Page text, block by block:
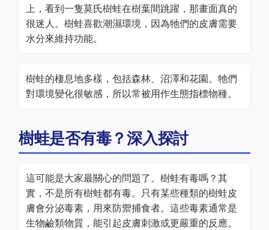
上，看到一隻莫氏樹蛙在樹葉間跳躍，那畫面真的
很迷人。樹蛙喜歡潮濕環境，因為牠們的皮膚需要
水分來維持功能。
樹蛙的棲息地多樣，包括森林、沼澤和花園。牠們
對環境變化很敏感，所以常被用作生態指標物種。
樹蛙是否有毒？深入探討
這可能是大家最關心的問題了。樹蛙有毒嗎？其
實，不是所有樹蛙都有毒。只有某些種類的樹蛙皮
膚會分泌毒素，用來防禦捕食者。這些毒素通常是
生物鹼類物質，能引起皮膚刺激或更嚴重的反應。